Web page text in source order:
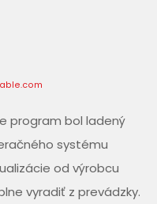
program bol ladený
systému
od výrobcu
vyradiť z prevádzky.